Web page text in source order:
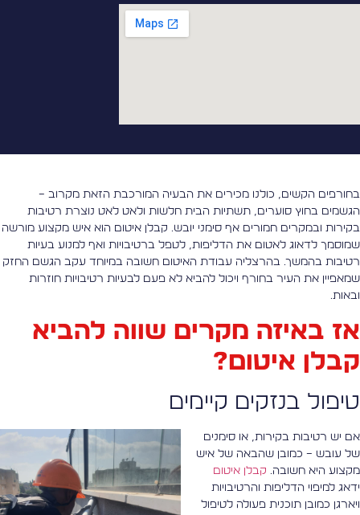
הקשים, כולנו מכירים את הבעיה המורכבת הזאת מקרוב –
בחוץ סוערים, תשתיות הבית חלשות ולאט לאט נוצרת רטיבות
ובמקרים חמורים אף סימני יובש. קבלן איטום הוא איש מקצוע מורשה
לדאוג לאטום את הדליפות, לטפל ברטיבויות ואף למנוע בעיות
בהמשך. בהרצליה עבודת האיטום חשובה במיוחד עקב הגשם החזק
את העיר בחורף ויכול להביא לא פעם לבעיות רטיבויות חוזרות
באיזה מקרים שווה להביא
איטום?
בנזקים קיימים
יש רטיבות בקירות, או סימנים
עובש – כמובן שהבאה של איש
היא חשובה. קבלן איטום
למיפוי הדליפות והרטיבויות
כמובן תוכנית פעולה לטיפול